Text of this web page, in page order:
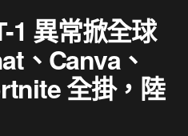
1 異常掀全球
、Canva、
全掛，陸